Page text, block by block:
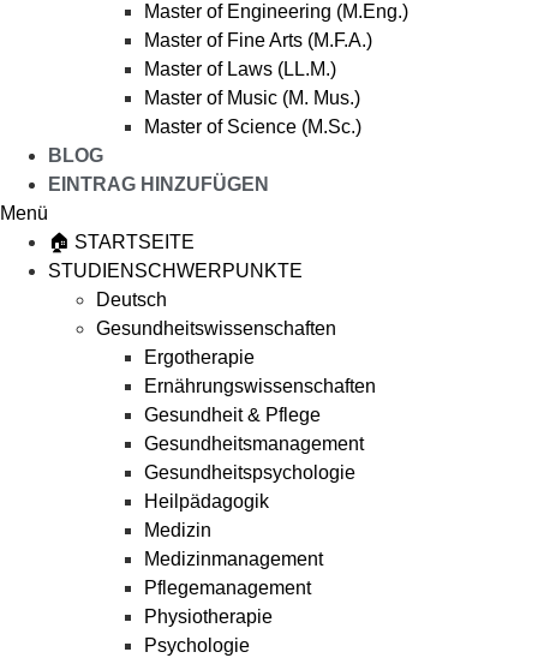
Master of Engineering (M.Eng.)
Master of Fine Arts (M.F.A.)
Master of Laws (LL.M.)
Master of Music (M. Mus.)
Master of Science (M.Sc.)
BLOG
EINTRAG HINZUFÜGEN
Menü
🏠 STARTSEITE
STUDIENSCHWERPUNKTE
Deutsch
Gesundheitswissenschaften
Ergotherapie
Ernährungswissenschaften
Gesundheit & Pflege
Gesundheitsmanagement
Gesundheitspsychologie
Heilpädagogik
Medizin
Medizinmanagement
Pflegemanagement
Physiotherapie
Psychologie